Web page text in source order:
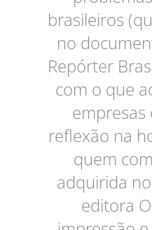
brasileiros
no
Repórter
com o que
empresas
reflexão na
quem
adquirida
editora